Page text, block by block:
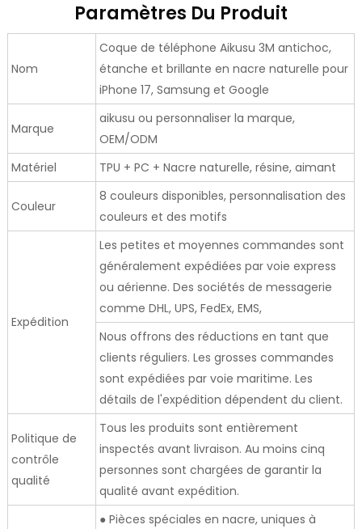
Paramètres Du Produit
Nom
Coque de téléphone Aikusu 3M antichoc,
étanche et brillante en nacre naturelle pour
iPhone 17, Samsung et Google
Marque
aikusu ou personnaliser la marque,
OEM/ODM
Matériel
TPU + PC + Nacre naturelle, résine, aimant
Couleur
8 couleurs disponibles, personnalisation des
couleurs et des motifs
Expédition
Les petites et moyennes commandes sont
généralement expédiées par voie express
ou aérienne. Des sociétés de messagerie
comme DHL, UPS, FedEx, EMS,
Nous offrons des réductions en tant que
clients réguliers. Les grosses commandes
sont expédiées par voie maritime. Les
détails de l'expédition dépendent du client.
Politique de
contrôle
qualité
Tous les produits sont entièrement
inspectés avant livraison. Au moins cinq
personnes sont chargées de garantir la
qualité avant expédition.
● Pièces spéciales en nacre, uniques à